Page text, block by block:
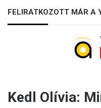
FELIRATKOZOTT MÁR A